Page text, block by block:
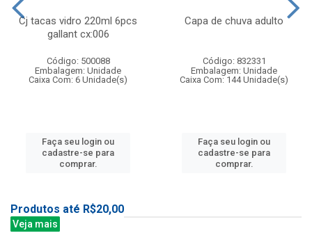
Cj tacas vidro 220ml 6pcs
gallant cx:006
Código: 500088
Embalagem: Unidade
Caixa Com: 6 Unidade(s)
Faça seu login ou
cadastre-se para
comprar.
Capa de chuva adulto
Código: 832331
Embalagem: Unidade
Caixa Com: 144 Unidade(s)
Faça seu login ou
cadastre-se para
comprar.
Produtos até R$20,00
Veja mais